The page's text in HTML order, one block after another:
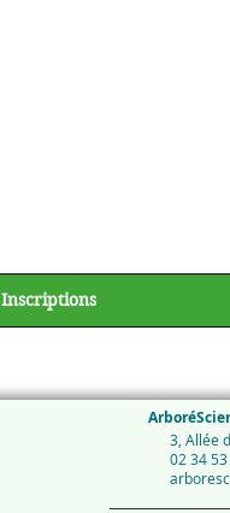
Inscriptions
3, Allée
02 34